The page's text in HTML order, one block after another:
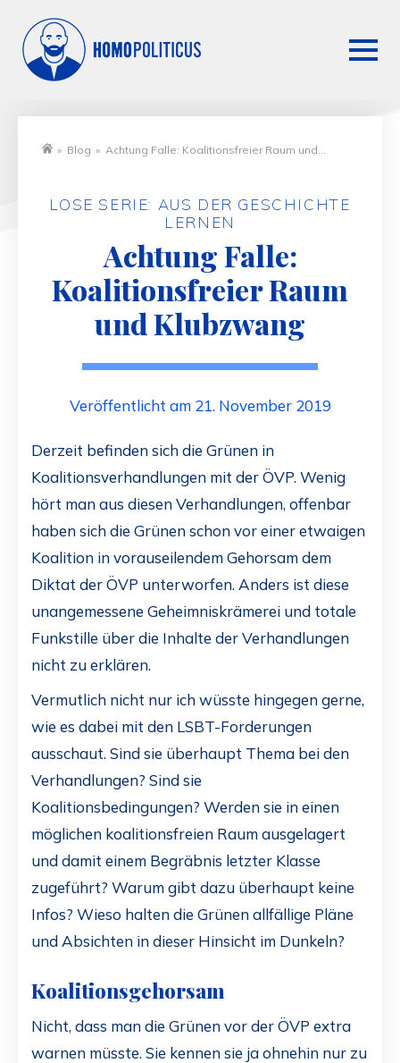
» Blog » Achtung Falle: Koalitionsfreier Raum und
LOSE SERIE: AUS DER GESCHICHTE
LERNEN
Achtung Falle:
Koalitionsfreier Raum
und Klubzwang
Veröffentlicht am 21. November 2019
Derzeit befinden sich die Grünen in
Koalitionsverhandlungen mit der ÖVP. Wenig
hört man aus diesen Verhandlungen, offenbar
haben sich die Grünen schon vor einer etwaigen
Koalition in vorauseilendem Gehorsam dem
Diktat der ÖVP unterworfen. Anders ist diese
unangemessene Geheimniskrämerei und totale
Funkstille über die Inhalte der Verhandlungen
nicht zu erklären.
Vermutlich nicht nur ich wüsste hingegen gerne,
wie es dabei mit den LSBT-Forderungen
ausschaut. Sind sie überhaupt Thema bei den
Verhandlungen? Sind sie
Koalitionsbedingungen? Werden sie in einen
möglichen koalitionsfreien Raum ausgelagert
und damit einem Begräbnis letzter Klasse
zugeführt? Warum gibt dazu überhaupt keine
Infos? Wieso halten die Grünen allfällige Pläne
und Absichten in dieser Hinsicht im Dunkeln?
Koalitionsgehorsam
Nicht, dass man die Grünen vor der ÖVP extra
warnen müsste. Sie kennen sie ja ohnehin nur zu